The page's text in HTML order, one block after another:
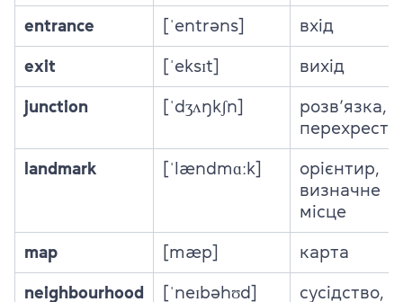
entrance [ˈentrəns] вхід
exit [ˈeksɪt] вихід
junction [ˈdʒʌŋkʃn]
розв’язка,
перехрестя
landmark [ˈlændmɑːk]
орієнтир,
визначне
місце
map [mæp] карта
neighbourhood [ˈneɪbəhʊd]
сусідство,